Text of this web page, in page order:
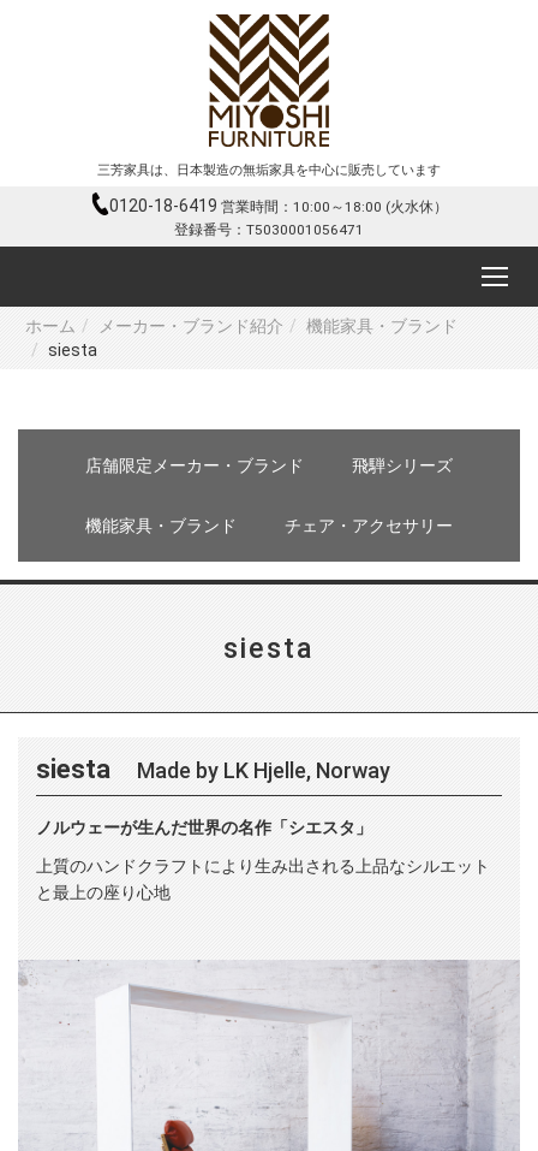
三芳家具は、日本製造の無垢家具を中心に販売しています
0120-18-6419 営業時間：10:00～18:00 (火水休）
登録番号：T5030001056471
ホーム メーカー・ブランド紹介
機能家具・ブランド
siesta
店舗限定メーカー・ブランド 飛騨シリーズ
機能家具・ブランド チェア・アクセサリー
siesta
siesta Made by LK Hjelle, Norway
ノルウェーが生んだ世界の名作「シエスタ」
上質のハンドクラフトにより生み出される上品なシルエット
と最上の座り心地